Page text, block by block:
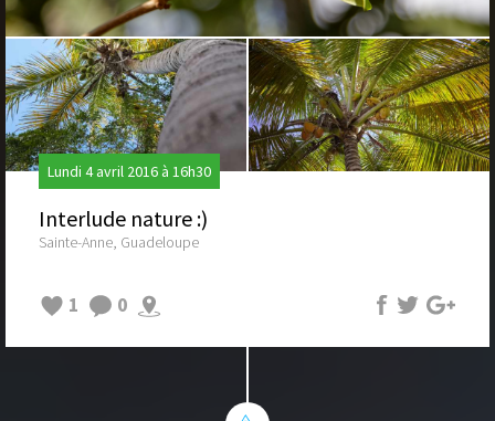
Lundi 4 avril 2016 à 16h30
Interlude nature :)
Sainte-Anne, Guadeloupe
1 0